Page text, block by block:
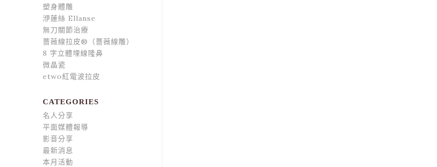
塑身體雕
洢蓮絲 Ellanse
無刀關節治療
薔薇線拉皮®（薔薇線雕）
8 字立體埋線隆鼻
微晶瓷
etwo紅電波拉皮
CATEGORIES
名人分享
平面媒體報導
影音分享
最新消息
本月活動